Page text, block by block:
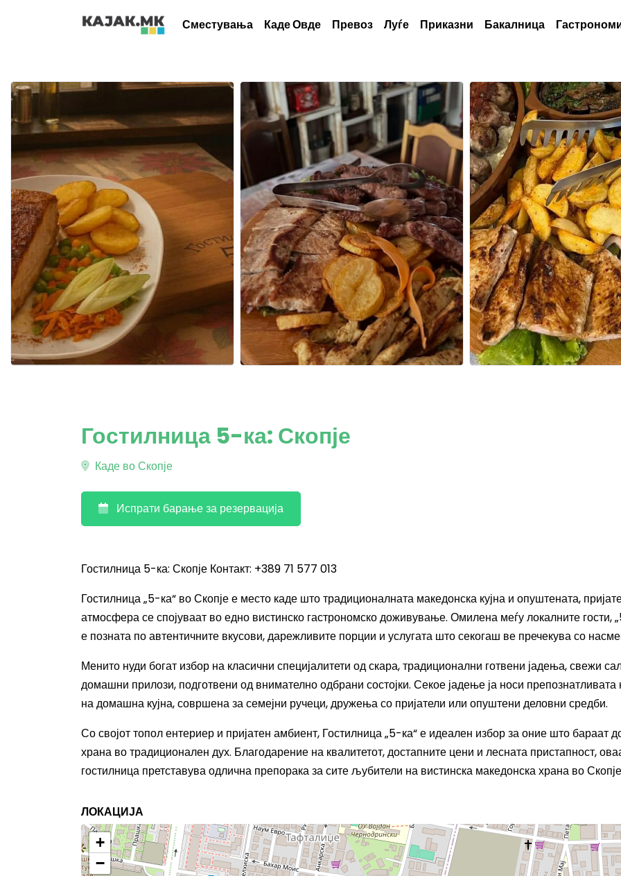
Сместувања Каде Овде Превоз Луѓе Приказни Бакалница
Гостилница 5-ка: Скопје
Каде во Скопје
Испрати барање за резервација
Гостилница 5-ка: Скопје Контакт: +389 71 577 013
Гостилница „5-ка“ во Скопје е место каде што традиционалната македонска кујна и опуштената,
атмосфера се спојуваат во едно вистинско гастрономско доживување. Омилена меѓу локалните гости,
е позната по автентичните вкусови, дарежливите порции и услугата што секогаш ве пречекува со
Менито нуди богат избор на класични специјалитети од скара, традиционални готвени јадења, свежи
домашни прилози, подготвени од внимателно одбрани состојки. Секое јадење ја носи препознатливата
на домашна кујна, совршена за семејни ручеци, дружења со пријатели или опуштени деловни средби.
Со својот топол ентериер и пријатен амбиент, Гостилница „5-ка“ е идеален избор за оние што бараат
храна во традиционален дух. Благодарение на квалитетот, достапните цени и лесната пристапност,
гостилница претставува одлична препорака за сите љубители на вистинска македонска храна во
ЛОКАЦИЈА
+
−